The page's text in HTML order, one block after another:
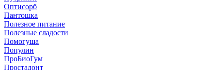
Оптисорб
Пантошка
Полезное питание
Полезные сладости
Помогуша
Популин
ПроБиоГум
Простадонт